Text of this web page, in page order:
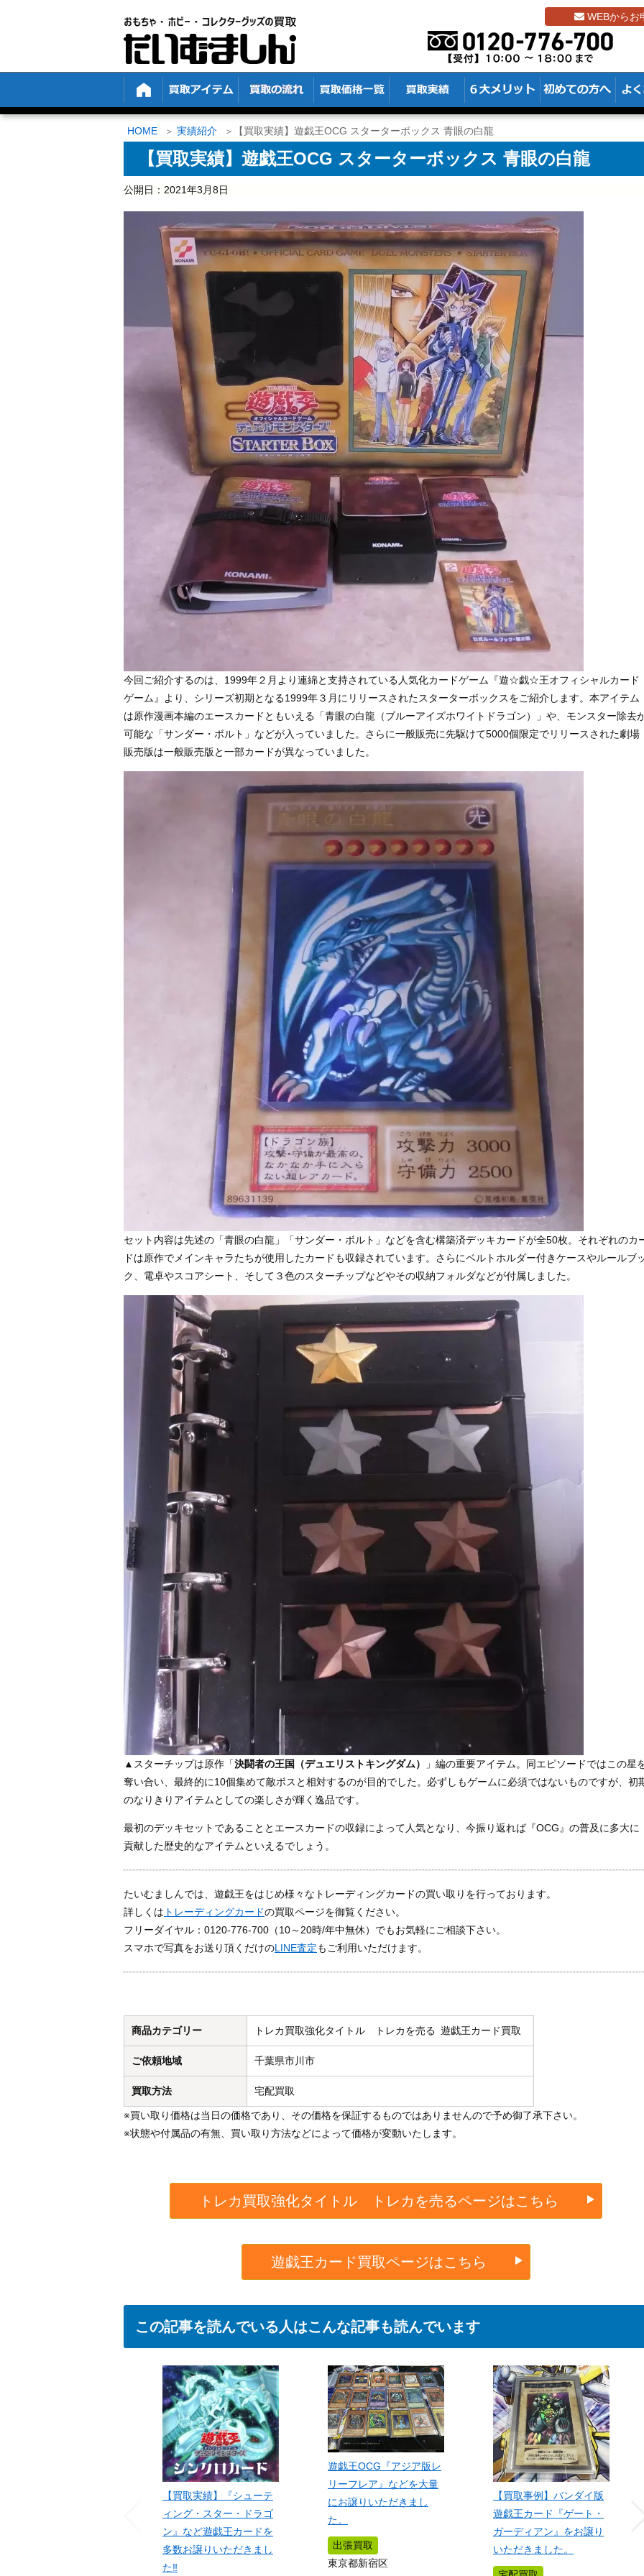
WEBからお
HOME 実績紹介 【買取実績】遊戯王OCG スターターボックス 青眼の白龍
【買取実績】遊戯王OCG スターターボックス 青眼の白龍
公開日： 2021年3月8日
今回ご紹介するのは、1999年２月より連綿と支持されている人気化カードゲーム『遊☆戯☆王オフィシャルカード
ゲーム』より、シリーズ初期となる1999年３月にリリースされたスターターボックスをご紹介します。本アイテム
は原作漫画本編のエースカードともいえる「青眼の白龍（ブルーアイズホワイトドラゴン）」や、モンスター除去
可能な「サンダー・ボルト」などが入っていました。さらに一般販売に先駆けて5000個限定でリリースされた劇場
販売版は一般販売版と一部カードが異なっていました。
セット内容は先述の「青眼の白龍」「サンダー・ボルト」などを含む構築済デッキカードが全50枚。それぞれのカ
ドは原作でメインキャラたちが使用したカードも収録されています。さらにベルトホルダー付きケースやルールブ
ク、電卓やスコアシート、そして３色のスターチップなどやその収納フォルダなどが付属しました。
▲スターチップは原作「決闘者の王国（デュエリストキングダム）
」編の重要アイテム。同エピソードではこの星
奪い合い、最終的に10個集めて敵ボスと相対するのが目的でした。必ずしもゲームに必須ではないものですが、初
のなりきりアイテムとしての楽しさが輝く逸品です。
最初のデッキセットであることとエースカードの収録によって人気となり、今振り返れば『OCG』の普及に多大に
貢献した歴史的なアイテムといえるでしょう。
たいむましんでは、遊戯王をはじめ様々なトレーディングカードの買い取りを行っております。
詳しくは トレーディングカードの買取ページを御覧ください。
フリーダイヤル：0120-776-700（10～20時/年中無休）でもお気軽にご相談下さい。
スマホで写真をお送り頂くだけのLINE査定もご利用いただけます。
商品カテゴリー トレカ買取強化タイトル トレカを売る 遊戯王カード買取
ご依頼地域 千葉県市川市
買取方法 宅配買取
※買い取り価格は当日の価格であり、その価格を保証するものではありませんので予め御了承下さい。
※状態や付属品の有無、買い取り方法などによって価格が変動いたします。
トレカ買取強化タイトル トレカを売るページはこちら
遊戯王カード買取ページはこちら
この記事を読んでいる人はこんな記事も読んでいます
【買取実績】『シューテ
ィング・スター・ドラゴ
ン』など遊戯王カードを
多数お譲りいただきまし
た‼
遊戯王OCG『アジア版レ
リーフレア』などを大量
にお譲りいただきまし
た。
出張買取
東京都新宿区
【買取事例】バンダイ版
遊戯王カード『ゲート・
ガーディアン』をお譲り
いただきました。